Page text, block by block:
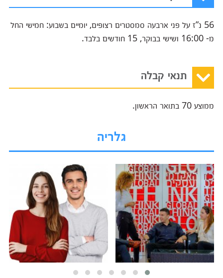
56 נ”ז על פני ארבעה סמסטרים רצופים, יומיים בשבוע: חמישי החל
מ- 16:00 ושישי בבוקר, 15 חודשים בלבד.
תנאי קבלה
ממוצע 70 בתואר הראשון.
גלריה